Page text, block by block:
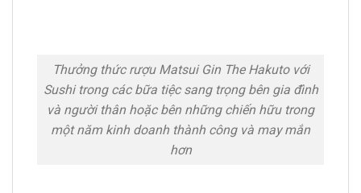
Thưởng thức rượu Matsui Gin The Hakuto với
Sushi trong các bữa tiệc sang trọng bên gia đình
và người thân hoặc bên những chiến hữu trong
một năm kinh doanh thành công và may mắn
hơn